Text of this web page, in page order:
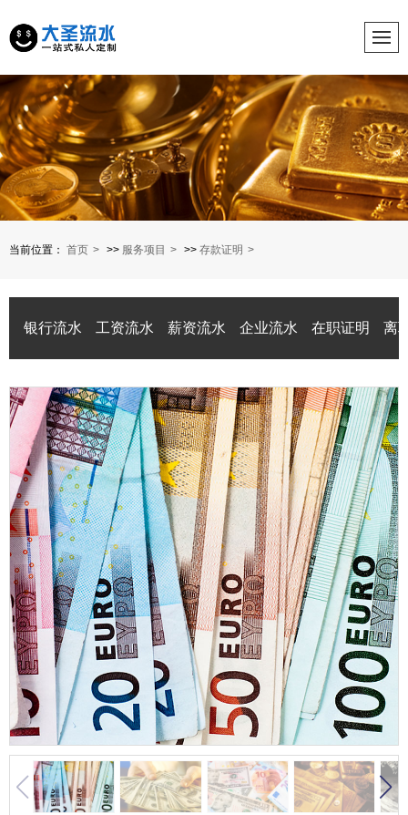
当前位置： 首页 >> 服务项目 >> 存款证明
银行流水 工资流水 薪资流水 企业流水 在职证明 离